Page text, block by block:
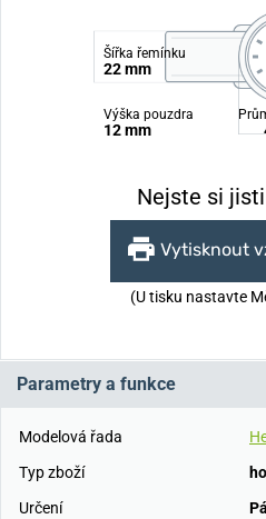
Šířka řemínku
22 mm
Výška pouzdra
12 mm
Nejste si
Vytisknout
(U tisku nastavte
Parametry a funkce
Modelová řada
Typ zboží
Určení